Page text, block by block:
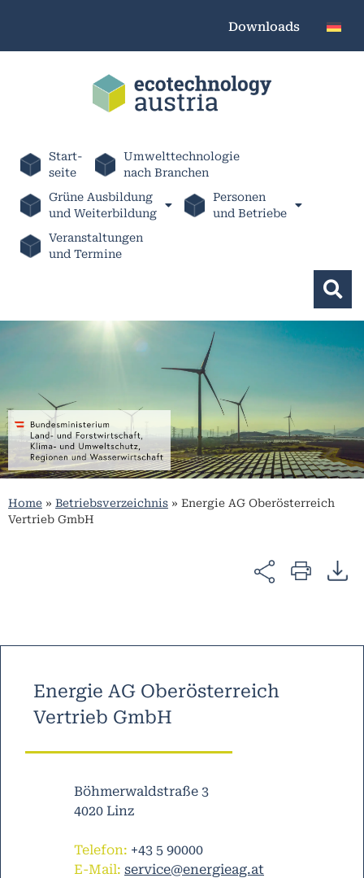
Downloads
Start-
seite
Umwelttechnologie
nach Branchen
Grüne Ausbildung
und Weiterbildung
Personen
und Betriebe
Veranstaltungen
und Termine
Home » Betriebsverzeichnis » Energie AG Oberösterreich
Vertrieb GmbH
Energie AG Oberösterreich
Vertrieb GmbH
Böhmerwaldstraße 3
4020 Linz
Telefon: +43 5 90000
E-Mail: service@energieag.at